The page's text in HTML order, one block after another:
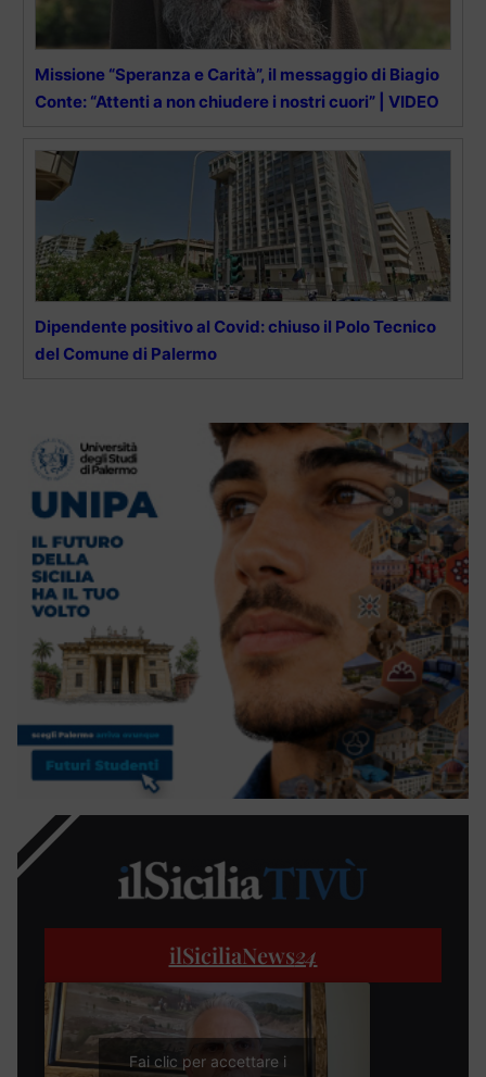
Missione “Speranza e Carità”, il messaggio di Biagio
Conte: “Attenti a non chiudere i nostri cuori” | VIDEO
Dipendente positivo al Covid: chiuso il Polo Tecnico
del Comune di Palermo
ilSiciliaNews24
Fai clic per accettare i